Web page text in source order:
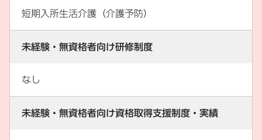
短期入所生活介護（介護予防）
未経験・無資格者向け研修制度
なし
未経験・無資格者向け資格取得支援制度・実績